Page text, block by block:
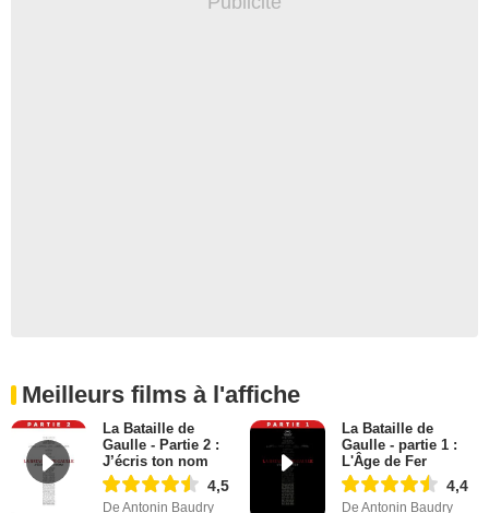
Meilleurs films à l'affiche
La Bataille de
Gaulle - Partie 2 :
J’écris ton nom
4,5
De Antonin Baudry
La Bataille de
Gaulle - partie 1 :
L'Âge de Fer
4,4
De Antonin Baudry